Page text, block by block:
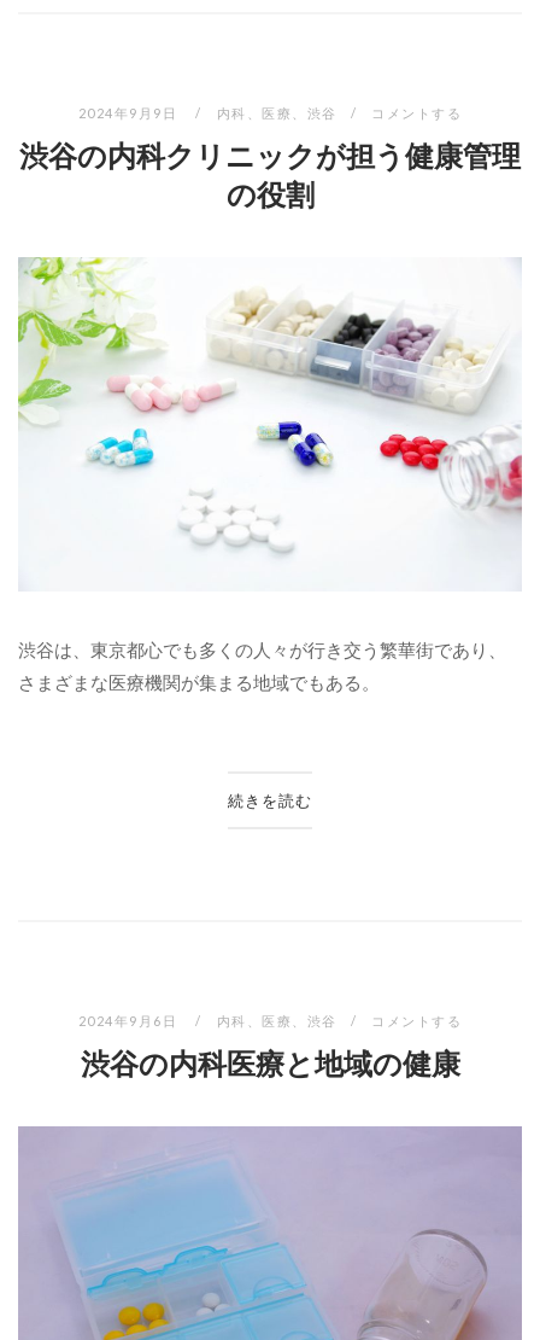
2024年9月9日 内科 医療 渋谷 コメントする
渋谷の内科クリニックが担う健康管理
の役割
渋谷は、東京都心でも多くの人々が行き交う繁華街であり、
さまざまな医療機関が集まる地域でもある。
続きを読む
2024年9月6日 内科 医療 渋谷 コメントする
渋谷の内科医療と地域の健康